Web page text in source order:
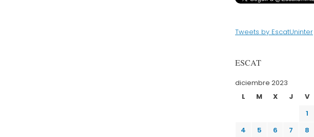
Tweets by EscatUninter
ESCAT
diciembre 2023
L
M X J V
1
4
5 6 7 8